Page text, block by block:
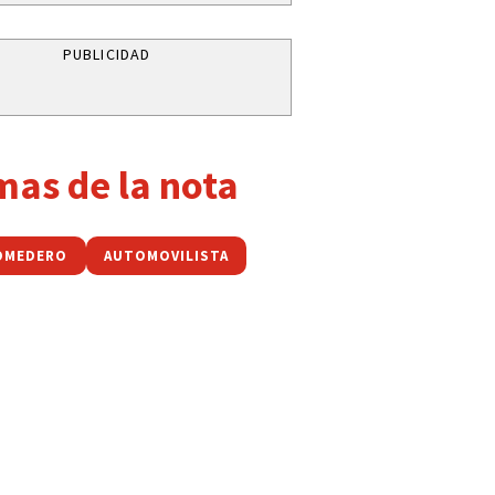
PUBLICIDAD
de la nota
AUTOMOVILISTA